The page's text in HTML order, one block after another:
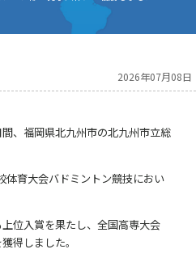
2026年07月08日
、福岡県北九州市の北九州市立総
体育大会バドミントン競技におい
位入賞を果たし、全国高専大会
得しました。